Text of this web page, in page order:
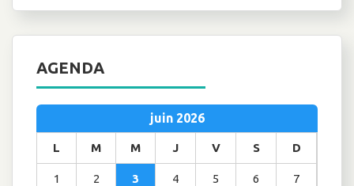
AGENDA
juin 2026
L M M J V S D
1 2 3 4 5 6 7